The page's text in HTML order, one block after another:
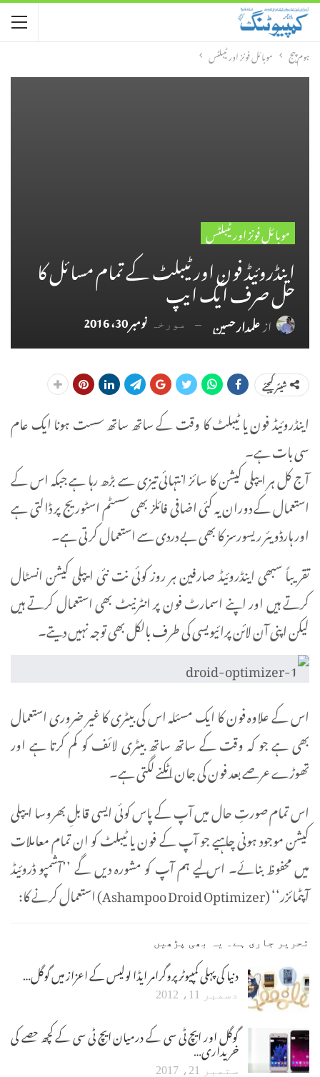
ہوم پیج موبائل فونز اور ٹیبلٹس
موبائل فونز اور ٹیبلٹس
اینڈروئیڈ فون اور ٹیبلٹ کے تمام مسائل کا
حل صرف ایک ایپ
ازعلمدار حسین مورخہ نومبر 30، 2016
شیئر کیجئے
اینڈروئیڈ فون یا ٹیبلٹ کا وقت کے ساتھ ساتھ سست ہونا ایک عام
سی بات ہے۔
آج کل ہر ایپلی کیشن کا سائز انتہائی تیزی سے بڑھ رہا ہے جبکہ اس کے
استعمال کے دوران یہ کئی اضافی فائلز بھی سسٹم اسٹوریج پر ڈالتی ہے
اور ہارڈویئر ریسورسز کا بھی بے دردی سے استعمال کرتی ہے۔
تقریباً سبھی اینڈروئیڈ صارفین ہر روز کوئی نت نئی ایپلی کیشن انسٹال
کرتے ہیں اور اپنے اسمارٹ فون پر انٹرنیٹ بھی استعمال کرتے ہیں
لیکن اپنی آن لائن پرائیویسی کی طرف بالکل بھی توجہ نہیں دیتے۔
اس کے علاوہ فون کا ایک مسئلہ اس کی بیٹری کا غیر ضروری استعمال
بھی ہے جو کہ وقت کے ساتھ ساتھ بیٹری لائف کو کم کرتا ہے اور
تھوڑے عرصے بعد فون کی جان اٹکنے لگتی ہے۔
اس تمام صورتِ حال میں آپ کے پاس کوئی ایسی قابلِ بھروسا ایپلی
کیشن موجود ہونی چاہیے جو آپ کے فون یا ٹیبلٹ کو ان تمام معاملات
میں محفوظ بنائے۔ اس لیے ہم آپ کو مشورہ دیں گے ’’آشمپو ڈروئیڈ
آپٹمائزر‘‘ (Ashampoo Droid Optimizer) استعمال کرنے کا:
تحریر جاری ہے۔ یہ بھی پڑھیں
دنیا کی پہلی کمپیوٹر پروگرامر ایڈا لولیس کے اعزاز میں گوگل…
دسمبر 11، 2012
گوگل اور ایچ ٹی سی کے درمیان ایچ ٹی سی کے کچھ حصے کی
خریداری…
ستمبر 21، 2017